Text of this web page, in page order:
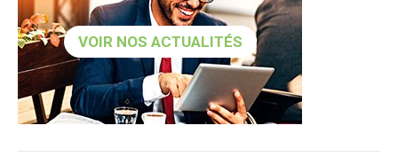
VOIR NOS ACTUALITÉS